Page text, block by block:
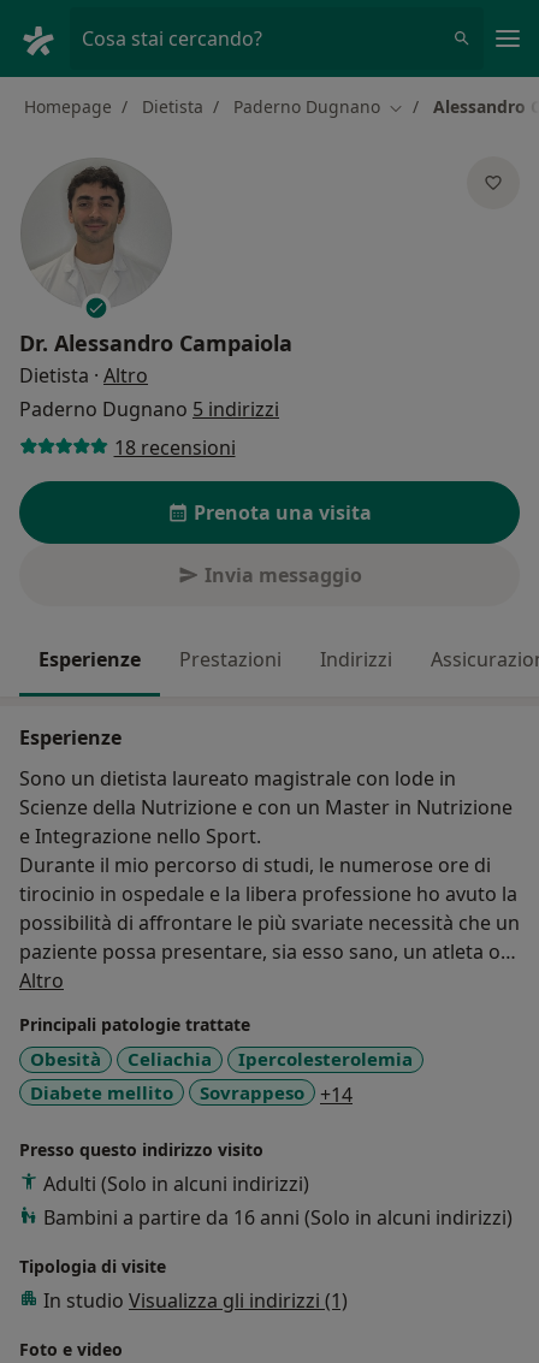
Cosa stai cercando?
Homepage Dietista Paderno Dugnano Cambia città
Alessandro
Dr. Alessandro Campaiola
Dietista · Altro
Paderno Dugnano 5 indirizzi
18 recensioni
Prenota una visita
Invia messaggio
Esperienze Prestazioni Indirizzi
Esperienze
Sono un dietista laureato magistrale con lode in
Scienze della Nutrizione e con un Master in Nutrizione
e Integrazione nello Sport.
Durante il mio percorso di studi, le numerose ore di
tirocinio in ospedale e la libera professione ho avuto la
possibilità di affrontare le più svariate necessità che un
paziente possa presentare, sia esso sano, un atleta o
che abbia un profilo patologico.
di ottenere uno stato di salute ottimale, ascoltando
quelle che sono le necessità di ognuno e
programmando insieme un percorso nutrizionale
raggiungimento del benessere psico-fisico.
Altro
Principali patologie trattate
Obesità Celiachia
Ipercolesterolemia
Diabete mellito
Sovrappeso +14
Presso questo indirizzo visito
Adulti (Solo in alcuni indirizzi)
Bambini a partire da 16 anni (Solo in alcuni indirizzi)
Tipologia di visite
In studio Visualizza gli indirizzi (1)
Foto e video